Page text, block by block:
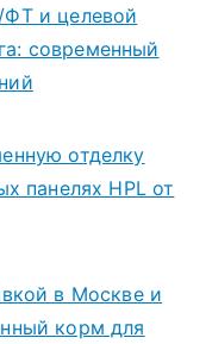
и целевой
современный
отделку
панелях HPL от
в Москве и
корм для